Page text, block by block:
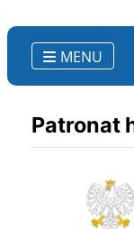
MENU
Patronat